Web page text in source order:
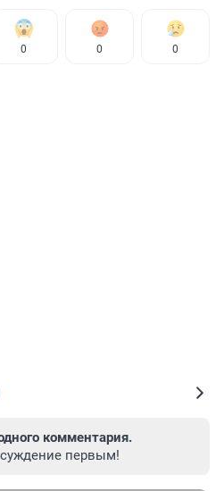
0 0 0
комментария.
первым!